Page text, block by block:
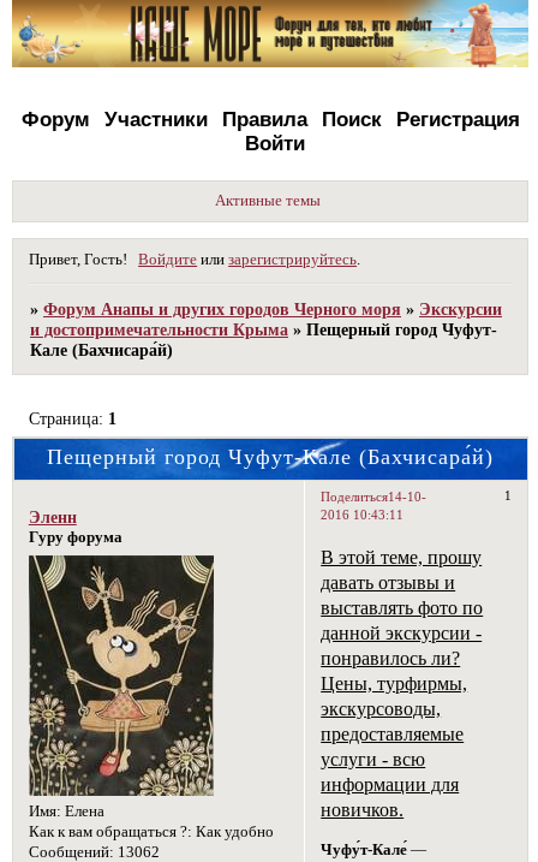
Форум Участники Правила Поиск
Регистрация
Войти
Активные темы
Привет, Гость! Войдите илизарегистрируйтесь
»Форум Анапы и других городов Черного моря » Экскурсии
и достопримечательности Крыма »Пещерный город Чуфут-
Кале (Бахчисара́й)
Пещерный город Чуфут-Кале (Бахчисара́й)
Страница: 1
Поделиться 1
14-10-
2016 10:43:11
Эленн
Гуру форума
Имя: Елена
Как к вам обращаться ?: Как удобно
Сообщений: 13062
В этой теме, прошу
давать отзывы и
выставлять фото по
данной экскурсии -
понравилось ли?
Цены, турфирмы,
экскурсоводы,
предоставляемые
услуги - всю
информации для
новичков.
Чуфу́т-Кале́—